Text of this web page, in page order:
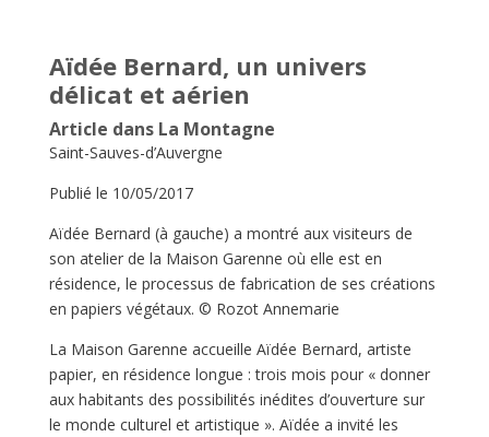
Aïdée Bernard, un univers
délicat et aérien
Article dans La Montagne
Saint-Sauves-d’Auvergne
Publié le 10/05/2017
Aïdée Bernard (à gauche) a montré aux visiteurs de
son atelier de la Maison Garenne où elle est en
résidence, le processus de fabrication de ses créations
en papiers végétaux. © Rozot Annemarie
La Maison Garenne accueille Aïdée Bernard, artiste
papier, en résidence longue : trois mois pour « donner
aux habitants des possibilités inédites d’ouverture sur
le monde culturel et artistique ». Aïdée a invité les